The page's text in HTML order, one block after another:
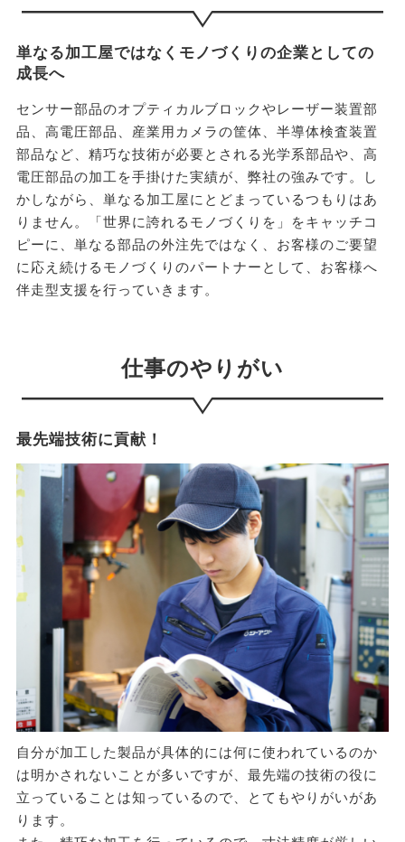
単なる加工屋ではなくモノづくりの企業としての
成長へ
センサー部品のオプティカルブロックやレーザー装置部
品、高電圧部品、産業用カメラの筐体、半導体検査装置
部品など、精巧な技術が必要とされる光学系部品や、高
電圧部品の加工を手掛けた実績が、弊社の強みです。し
かしながら、単なる加工屋にとどまっているつもりはあ
りません。「世界に誇れるモノづくりを」をキャッチコ
ピーに、単なる部品の外注先ではなく、お客様のご要望
に応え続けるモノづくりのパートナーとして、お客様へ
伴走型支援を行っていきます。
仕事のやりがい
最先端技術に貢献！
自分が加工した製品が具体的には何に使われているのか
は明かされないことが多いですが、最先端の技術の役に
立っていることは知っているので、とてもやりがいがあ
ります。